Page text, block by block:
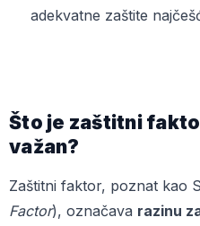
adekvatne zaštite
Što je zaštitni
važan?
Zaštitni faktor, poznat kao
Factor), označava razinu